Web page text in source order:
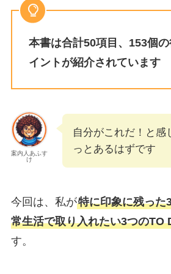
本書は合計50項目、153個
イントが紹介されています
案内人あふす
け
自分がこれだ！と感
っとあるはずです
今回は、私が特に印象に残った
常生活で取り入れたい3つのTO
す。